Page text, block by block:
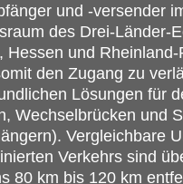
und -versender
des Drei-Länder-
Hessen und
den Zugang zu
Lösungen für
Wechselbrücken und
Vergleichbare
Verkehrs sind
80 km bis 120 km